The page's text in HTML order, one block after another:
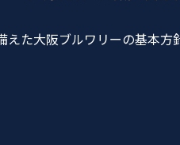
た大阪ブルワリーの基本